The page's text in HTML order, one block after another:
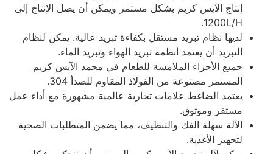
إنتاج الآيس كريم بشكل مستمر ويمكن أن يصل الإنتاج إلى
1200L/H.
لديها نظام تبريد مستقل بكفاءة تبريد عالية. يمكن لنظام
التبريد أن يعتمد أنظمة تبريد الهواء وتبريد الماء.
جميع الأجزاء الملامسة للطعام في مجمد الآيس كريم
المستمر مصنوعة من الفولاذ المقاوم للصدأ 304.
يعتمد الضاغط علامات تجارية عالمية مشهورة مع أداء عمل
مستقر وموثوق.
الآلة سهلة الفك والتنظيف، مما يضمن المتطلبات الصحية
لتجهيز الأغذية.